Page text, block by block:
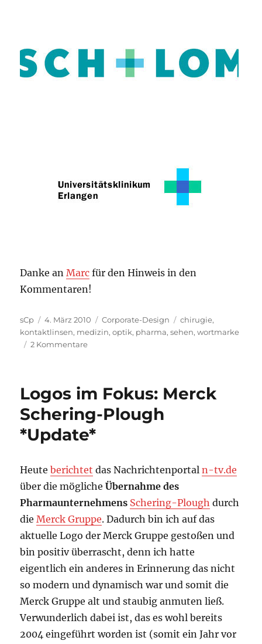
Danke anMarc für den Hinweis in den
Kommentaren!
Autor
sCp
Veröffentlicht
am
4. März 2010 Kategorien
Corporate-Design Schlagwörter
chirugie,
kontaktlinsen, medizin,optik, pharma,sehen,wortmarke
2 Kommentarezu
Logo
*Update*
Logos im Fokus: Merck
Schering-Plough
*Update*
Heuteberichtet das Nachrichtenportaln-tv.de
über die möglicheÜbernahme des
Pharmaunternehmens Schering-Plough durch
dieMerck Gruppe. Dadurch bin ich auf das
aktuelle Logo der Merck Gruppe gestoßen und
bin positiv überrascht, denn ich hatte
eigentlich ein anderes in Erinnerung das nicht
so modern und dynamisch war und somit die
Merck Gruppe alt und staubig anmuten ließ.
Verwunderlich dabei ist, das es wohl bereits
2004 eingeführt worden ist (somit ein Jahr vor